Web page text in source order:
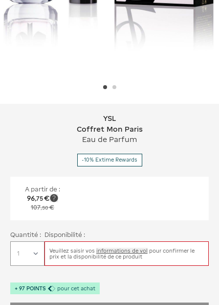
YSL Coffret Mon Paris
YSL
Coffret Mon Paris
Eau de Parfum
-10% Extime Rewards
A partir de :
96,75€
107,50€
Quantité : Disponibilité :
Veuillez saisir vos informations de vol pour confirmer le
prix et la disponibilité de ce produit
+ 97 POINTS pour cet achat